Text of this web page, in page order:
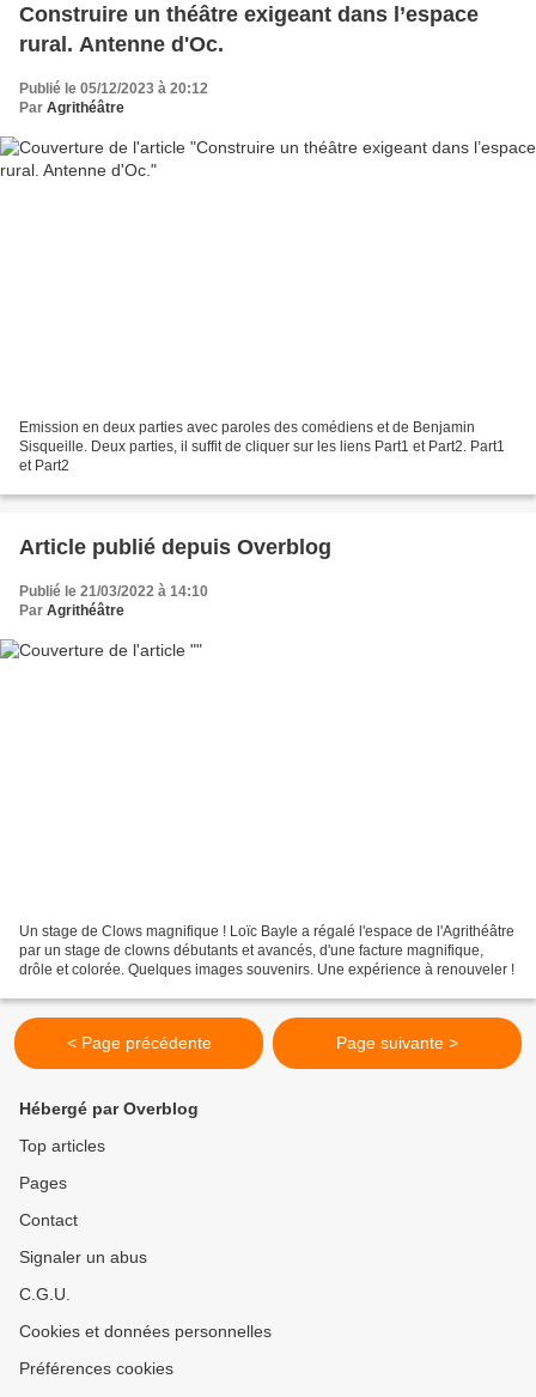
Construire un théâtre exigeant dans l’espace
rural. Antenne d'Oc.
Publié le 05/12/2023 à 20:12
Par Agrithéâtre
Emission en deux parties avec paroles des comédiens et de Benjamin
Sisqueille. Deux parties, il suffit de cliquer sur les liens Part1 et Part2. Part1
et Part2
Article publié depuis Overblog
Publié le 21/03/2022 à 14:10
Par Agrithéâtre
Un stage de Clows magnifique ! Loïc Bayle a régalé l'espace de l'Agrithéâtre
par un stage de clowns débutants et avancés, d'une facture magnifique,
drôle et colorée. Quelques images souvenirs. Une expérience à renouveler !
< Page précédente Page suivante >
Hébergé par Overblog
Top articles
Pages
Contact
Signaler un abus
C.G.U.
Cookies et données personnelles
Préférences cookies